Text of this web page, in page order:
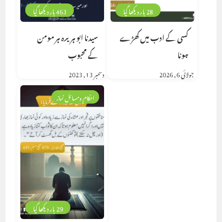
463 بار دیکھا گیا
سیدنا ابو ہریرہ ہر مومن
کے محبوب
دسمبر 13, 2023
28 بار دیکھا گیا
کسی کے ادب میں کھڑے
ہونا
جولائی 6, 2026
29 بار دیکھا گیا
احکام ومسائل نماز